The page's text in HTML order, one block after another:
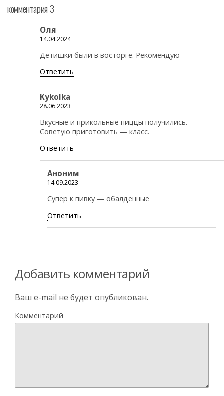
комментария 3
Оля
14.04.2024
Детишки были в восторге. Рекомендую
Ответить
Kykolka
28.06.2023
Вкусные и прикольные пиццы получились.
Советую приготовить — класс.
Ответить
Аноним
14.09.2023
Супер к пивку — обалденные
Ответить
Добавить комментарий
Ваш e-mail не будет опубликован.
Комментарий